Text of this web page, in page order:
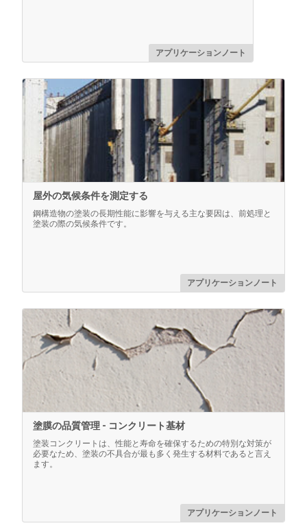
もっと詳しく
PosiTector 検査キット用ペリカンケース
もっと詳しく
RH/Taフィルター交換キット
アプリケーションノート
屋外の気候条件を測定する
鋼構造物の塗装の長期性能に影響を与える主な要因は、前処理と
塗装の際の気候条件です。
アプリケーションノート
塗膜の品質管理 - コンクリート基材
塗装コンクリートは、性能と寿命を確保するための特別な対策が
必要なため、塗装の不具合が最も多く発生する材料であると言え
ます。
アプリケーションノート